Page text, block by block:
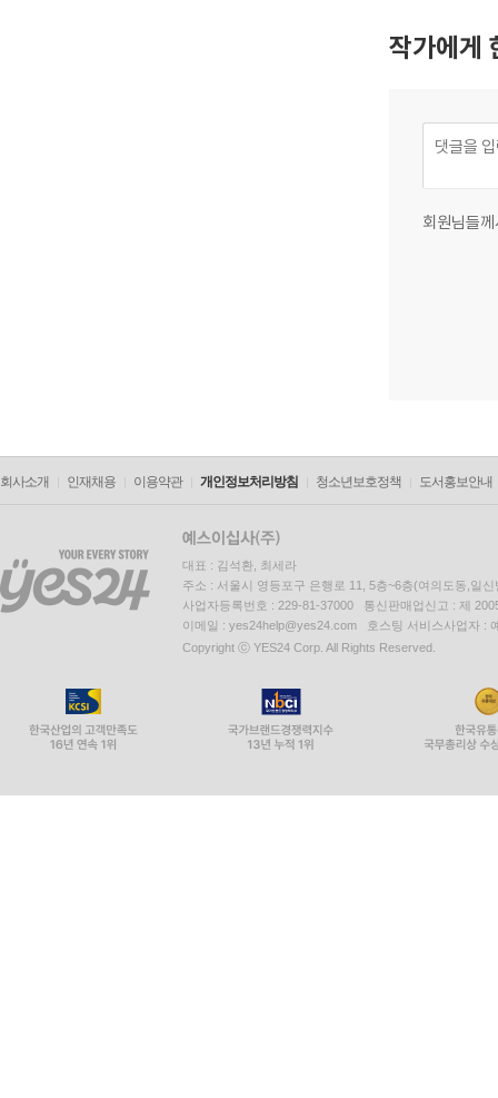
작가에게
회원님들
회사소개 인재채용 이용약관 개인정보처리방침 청소년보호정책 도서홍보안내
대표 : 김석환, 최세라
주소 : 서울시 영등포구 은행로 11, 5층~6층(여의도동,일신
사업자등록번호 : 229-81-37000 통신판매업신고 : 제
이메일 : yes24help@yes24.com 호스팅 서비스사업자 :
Copyright ⓒ YES24 Corp. All Rights Reserved.